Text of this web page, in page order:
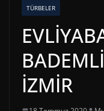
TÜRBELER
İZMİR